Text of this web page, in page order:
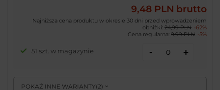
POKAŻ INNE WARIANTY(2)
9,48 PLN brutto
Najniższa cena produktu w okresie 30 dni przed wprowadzeniem
obniżki: 24,99 PLN -62%
Cena regularna: 9,99 PLN -5%
51 szt. w magazynie - +